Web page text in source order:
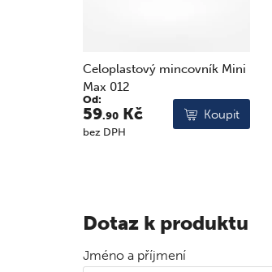
Celoplastový mincovník
Laguna 041
Od:
107.00Kč
bez DPH
Koupit
Dotaz k produktu
Jméno a příjmení